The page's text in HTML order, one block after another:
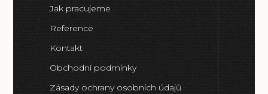
Jak pracujeme
Reference
Kontakt
Obchodní podmínky
Zásady ochrany osobních údajů